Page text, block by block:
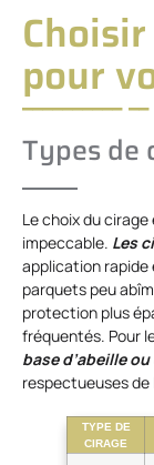
pour
Types de
Le choix du
impeccable. Les
application rapide
parquets peu
protection plus
fréquentés. Pour
base d’abeille
respectueuses de
TYPE DE
CIRAGE